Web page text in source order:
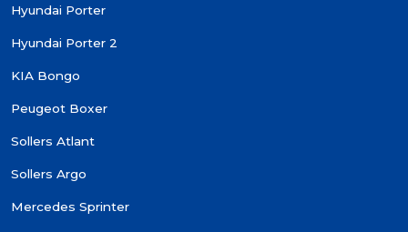
Hyundai Porter
Hyundai Porter 2
KIA Bongo
Peugeot Boxer
Sollers Atlant
Sollers Argo
Mercedes Sprinter